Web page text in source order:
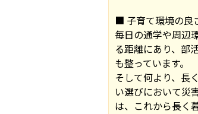
■ 子育て環境の良
毎日の通学や周辺
る距離にあり、部
も整っています。
そして何より、長
い選びにおいて災
は、これから長く